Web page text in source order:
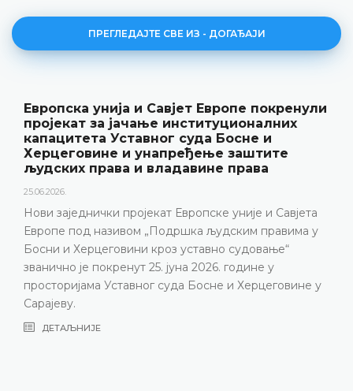
ПРЕГЛЕДАЈТЕ СВЕ ИЗ - ДОГАЂАЈИ
Европска унија и Савјет Европе покренули
пројекат за јачање институционалних
капацитета Уставног суда Босне и
Херцеговине и унапређење заштите
људских права и владавине права
25.06.2026.
Нови заједнички пројекат Европске уније и Савјета
Европе под називом „Подршка људским правима у
Босни и Херцеговини кроз уставно судовање“
званично је покренут 25. јуна 2026. године у
просторијама Уставног суда Босне и Херцеговине у
Сарајеву.
ДЕТАЉНИЈЕ